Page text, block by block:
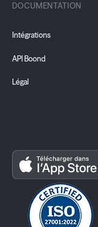
DOCUMENTATION
Intégrations
API Boond
Légal